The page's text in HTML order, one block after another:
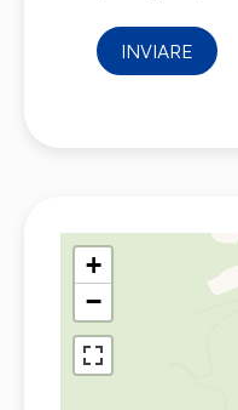
INVIARE
+
−